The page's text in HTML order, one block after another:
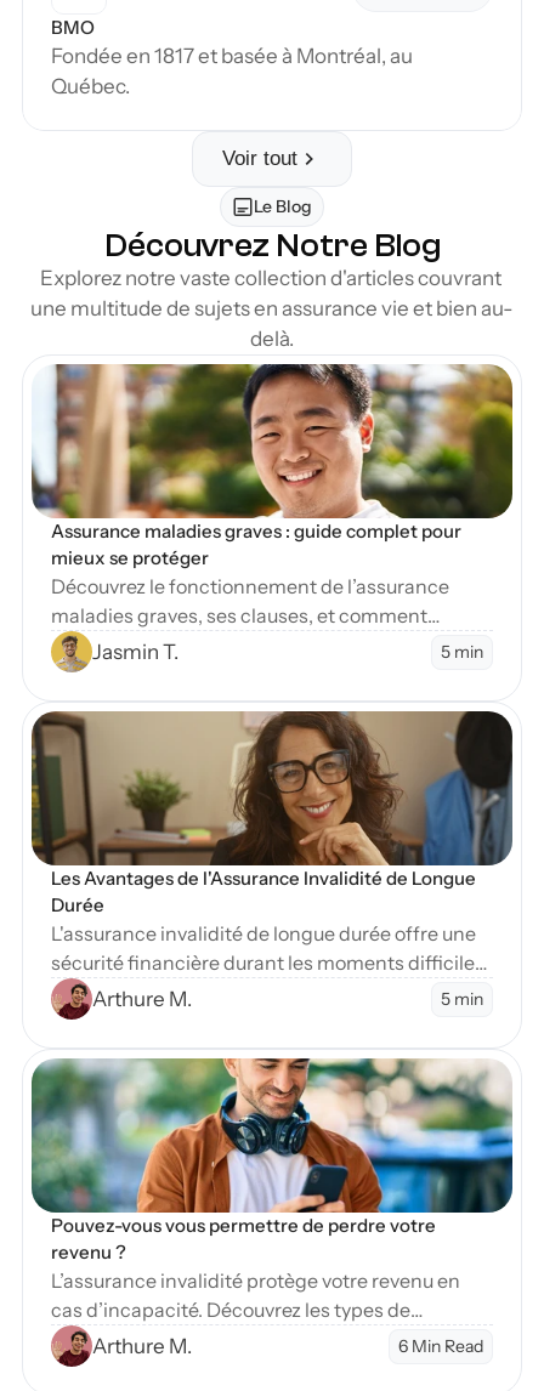
BMO
Fondée en 1817 et basée à Montréal, au
Québec.
Voir tout
Le Blog
Découvrez Notre Blog
Explorez notre vaste collection d'articles couvrant
une multitude de sujets en assurance vie et bien au-
delà.
Blog
Assurance maladies graves : guide complet pour
mieux se protéger
Découvrez le fonctionnement de l’assurance
maladies graves, ses clauses, et comment
protéger vos finances en cas de diagnostic
sévère.
Jasmin T. 5 min
Blog
Les Avantages de l'Assurance Invalidité de Longue
Durée
L'assurance invalidité de longue durée offre une
sécurité financière durant les moments difficiles.
Apprenez-en plus sur ses nombreux avantages
essentiels.
Arthure M. 5 min
Blog
Pouvez-vous vous permettre de perdre votre
revenu ?
L’assurance invalidité protège votre revenu en
cas d’incapacité. Découvrez les types de
couverture et étapes pour sécuriser votre avenir
financier.
Arthure M. 6 Min Read